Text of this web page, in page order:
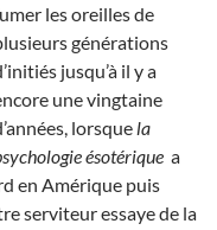
les oreilles de
générations
jusqu’à il y a
une vingtaine
lorsque la
ésotérique a
en Amérique puis
serviteur essaye de la